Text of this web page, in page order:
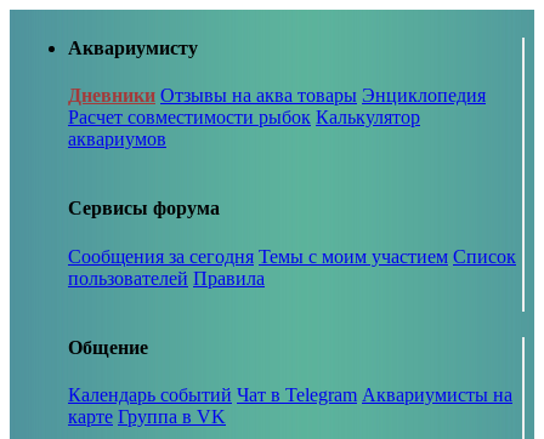
Аквариумисту
Дневники Отзывы на аква товары Энциклопедия
Расчет совместимости рыбок Калькулятор
аквариумов
Сервисы форума
Сообщения за сегодня Темы с моим участием Список
пользователей Правила
Общение
Календарь событий Чат в Telegram Аквариумисты на
карте Группа в VK